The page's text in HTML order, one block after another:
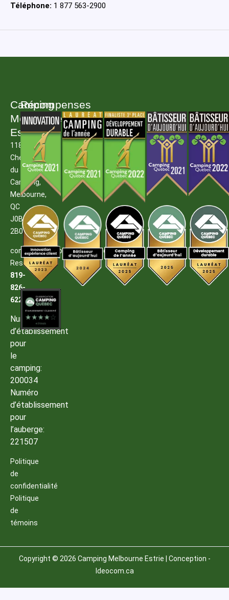
Téléphone: 1 877 563-2900
Camping
Melbourne
Estrie
1185
Chemin
du
Camping,
Melbourne,
QC
J0B
2B0
contact@campingmelbourne.com
Reservations:
819-
826-
6222
Numéro
d’établissement
pour
le
camping:
200034
Numéro
d’établissement
pour
l’auberge:
221507
Politique
de
confidentialité
Politique
de
témoins
Récompenses
Copyright © 2026 Camping Melbourne Estrie | Conception -
Ideocom.ca